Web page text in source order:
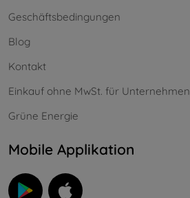
Geschäftsbedingungen
Blog
Kontakt
Einkauf ohne MwSt. für Unternehmen
Grüne Energie
Mobile Applikation